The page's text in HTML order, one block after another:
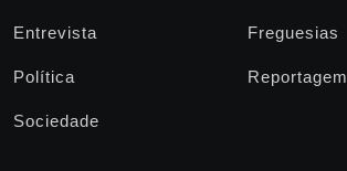
Entrevista Freguesias
Política Reportagem
Sociedade